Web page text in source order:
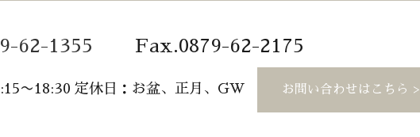
62-1355 Fax.0879-62-2175
〜18:30 定休日：お盆、正月、GW お問い合わせはこちら >